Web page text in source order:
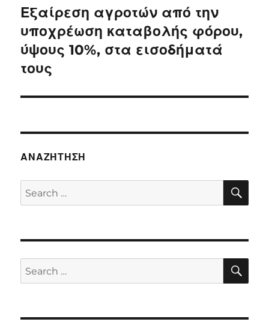
Next
post:
Εξαίρεση αγροτών από την
υποχρέωση καταβολής φόρου,
ύψους 10%, στα εισοδήματά
τους
ΑΝΑΖΉΤΗΣΗ
Search
for:
Search
for: